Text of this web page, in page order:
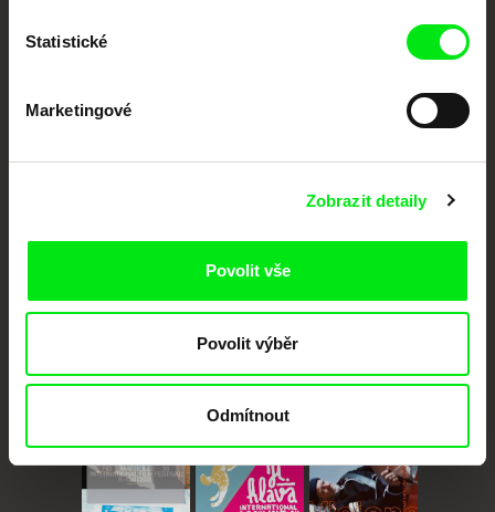
Statistické
Marketingové
Zobrazit detaily
Povolit vše
Povolit výběr
Odmítnout
posouvat hranice dokumentárního filmu, propagovat jeho rozmanitost a
Against Gravity